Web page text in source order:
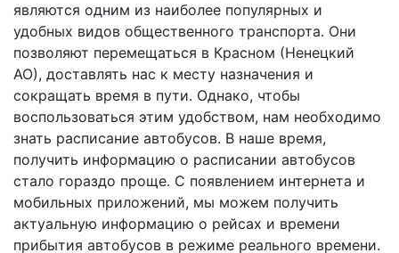
являются одним из наиболее популярных и
удобных видов общественного транспорта. Они
позволяют перемещаться в Красном (Ненецкий
АО), доставлять нас к месту назначения и
сокращать время в пути. Однако, чтобы
воспользоваться этим удобством, нам необходимо
знать расписание автобусов. В наше время,
получить информацию о расписании автобусов
стало гораздо проще. С появлением интернета и
мобильных приложений, мы можем получить
актуальную информацию о рейсах и времени
прибытия автобусов в режиме реального времени.